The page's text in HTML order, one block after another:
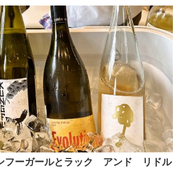
フーガールとラック アンド リドル